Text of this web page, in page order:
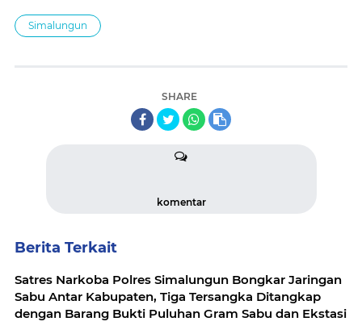
Simalungun
SHARE
komentar
Berita Terkait
Satres Narkoba Polres Simalungun Bongkar Jaringan
Sabu Antar Kabupaten, Tiga Tersangka Ditangkap
dengan Barang Bukti Puluhan Gram Sabu dan Ekstasi